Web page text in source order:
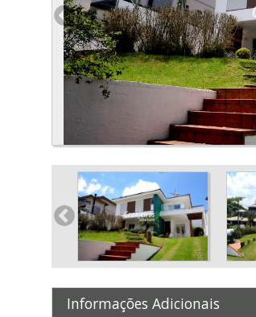
Informações Adicionais